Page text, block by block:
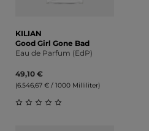
KILIAN
Good Girl Gone Bad
Eau de Parfum (EdP)
49,10 €
(6.546,67 € / 1000 Milliliter)